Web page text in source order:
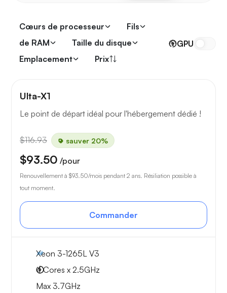
Cœurs de processeur
Fils
de RAM
Taille du disque
Emplacement
Prix
GPU
Ulta-X1
Le point de départ idéal pour l'hébergement dédié !
$116.93 sauver 20%
$93.50 /pour
Renouvellement à $93.50/mois pendant 2 ans. Résiliation possible à
tout moment.
Commander
Xeon 3-1265L V3
4 Cores x 2.5GHz
Max 3.7GHz